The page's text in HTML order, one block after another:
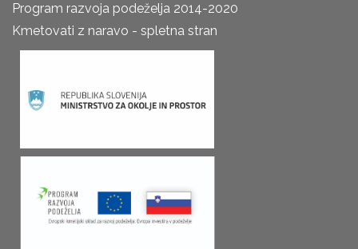
Program razvoja podeželja 2014-2020
Kmetovati z naravo - spletna stran